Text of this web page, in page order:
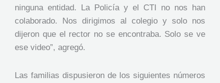
ninguna entidad. La Policía y el CTI no nos han
colaborado. Nos dirigimos al colegio y solo nos
dijeron que el rector no se encontraba. Solo se ve
ese video”, agregó.
Las familias dispusieron de los siguientes números